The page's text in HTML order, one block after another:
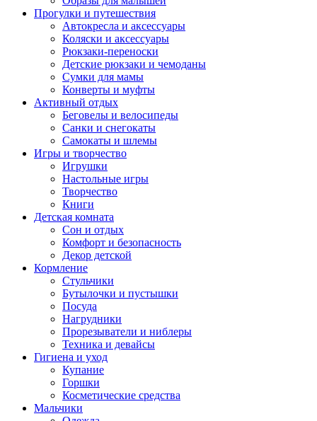
Прогулки и путешествия
Автокресла и аксессуары
Коляски и аксессуары
Рюкзаки-переноски
Детские рюкзаки и чемоданы
Сумки для мамы
Конверты и муфты
Активный отдых
Беговелы и велосипеды
Санки и снегокаты
Самокаты и шлемы
Игры и творчество
Игрушки
Настольные игры
Творчество
Книги
Детская комната
Сон и отдых
Комфорт и безопасность
Декор детской
Кормление
Стульчики
Бутылочки и пустышки
Посуда
Нагрудники
Прорезыватели и ниблеры
Техника и девайсы
Гигиена и уход
Купание
Горшки
Косметические средства
Мальчики